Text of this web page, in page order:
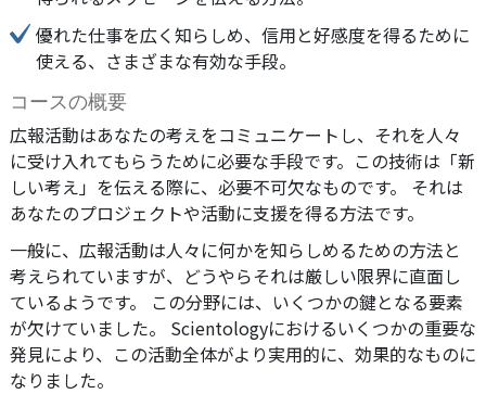
優れた仕事を広く知らしめ、信用と好感度を得るために
使える、さまざまな有効な手段。
コースの概要
広報活動はあなたの考えをコミュニケートし、それを人々
に受け入れてもらうために必要な手段です。この技術は「新
しい考え」を伝える際に、必要不可欠なものです。 それは
あなたのプロジェクトや活動に支援を得る方法です。
一般に、広報活動は人々に何かを知らしめるための方法と
考えられていますが、どうやらそれは厳しい限界に直面し
ているようです。 この分野には、いくつかの鍵となる要素
が欠けていました。 Scientologyにおけるいくつかの重要な
発見により、この活動全体がより実用的に、効果的なものに
なりました。